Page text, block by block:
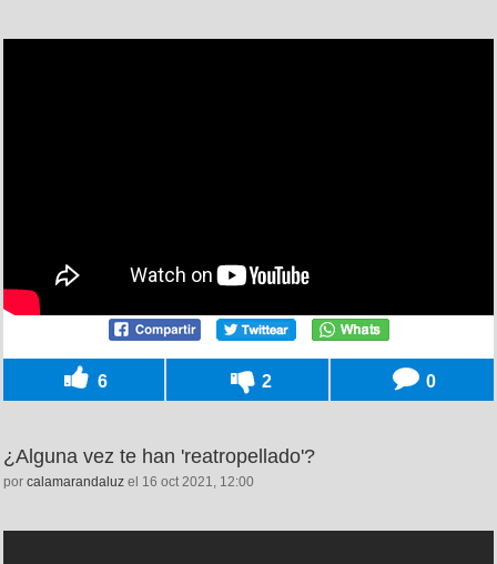
6 2 0
¿Alguna vez te han 'reatropellado'?
por calamarandaluz el 16 oct 2021, 12:00